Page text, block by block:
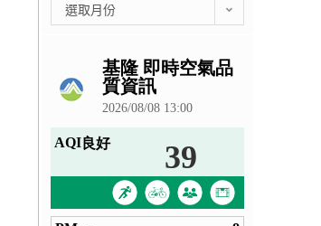
整
選取月份